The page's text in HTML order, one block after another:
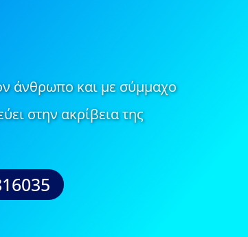
άνθρωπο και με σύμμαχο
στην ακρίβεια της